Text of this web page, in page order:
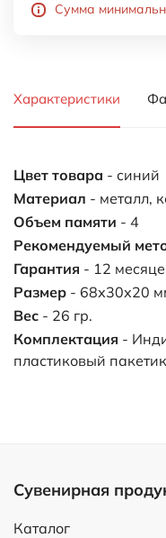
Сумма
Характеристики
Цвет товара - синий
Материал - металл,
Объем памяти - 4
Рекомендуемый
Гарантия - 12
Размер - 68х30х20
Вес - 26 гр.
Комплектация -
пластиковый пакетик
Сувенирная
Каталог